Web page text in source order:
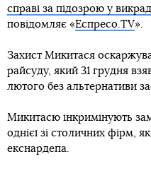
справі за підозрою у
повідомляє «Еспресо.TV».
Захист Микитася
райсуду, який 31 грудня
лютого без альтернативи
Микитасю інкримінують
однієї зі столичних фірм,
екснардепа.